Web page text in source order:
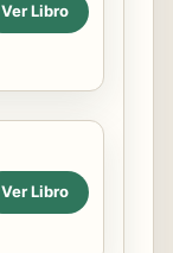
Ver Libro
Ver Libro